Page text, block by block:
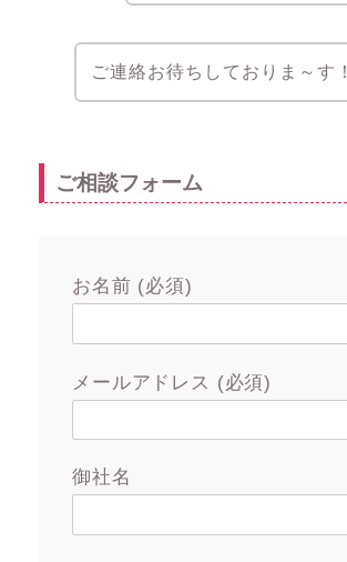
ご連絡お待ちしておりま～す！
ご相談フォーム
お名前 (必須)
メールアドレス (必須)
御社名